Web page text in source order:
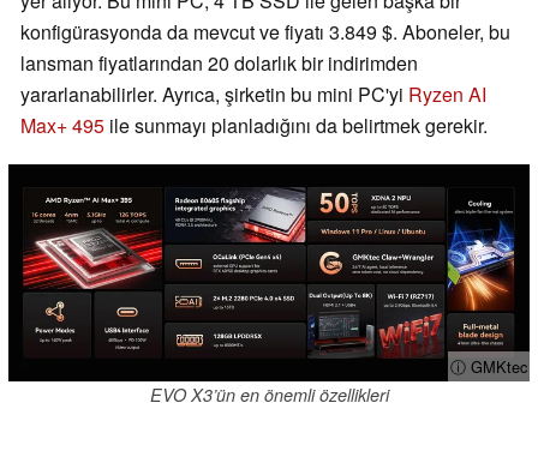
konfigürasyonda da mevcut ve fiyatı 3.849 $. Aboneler, bu
lansman fiyatlarından 20 dolarlık bir indirimden
yararlanabilirler. Ayrıca, şirketin bu mini PC'yi Ryzen AI
Max+ 495 ile sunmayı planladığını da belirtmek gerekir.
ⓘ GMKtec
EVO X3’ün en önemli özellikleri